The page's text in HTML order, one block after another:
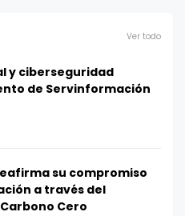
Ver todo
y ciberseguridad
de Servinformación
su compromiso
a través del
Cero